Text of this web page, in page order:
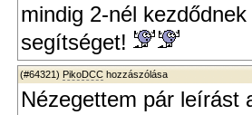
mindig 2-nél
segítséget!
(#64321) PikoDCC hozzászólása
Nézegettem pár leírást